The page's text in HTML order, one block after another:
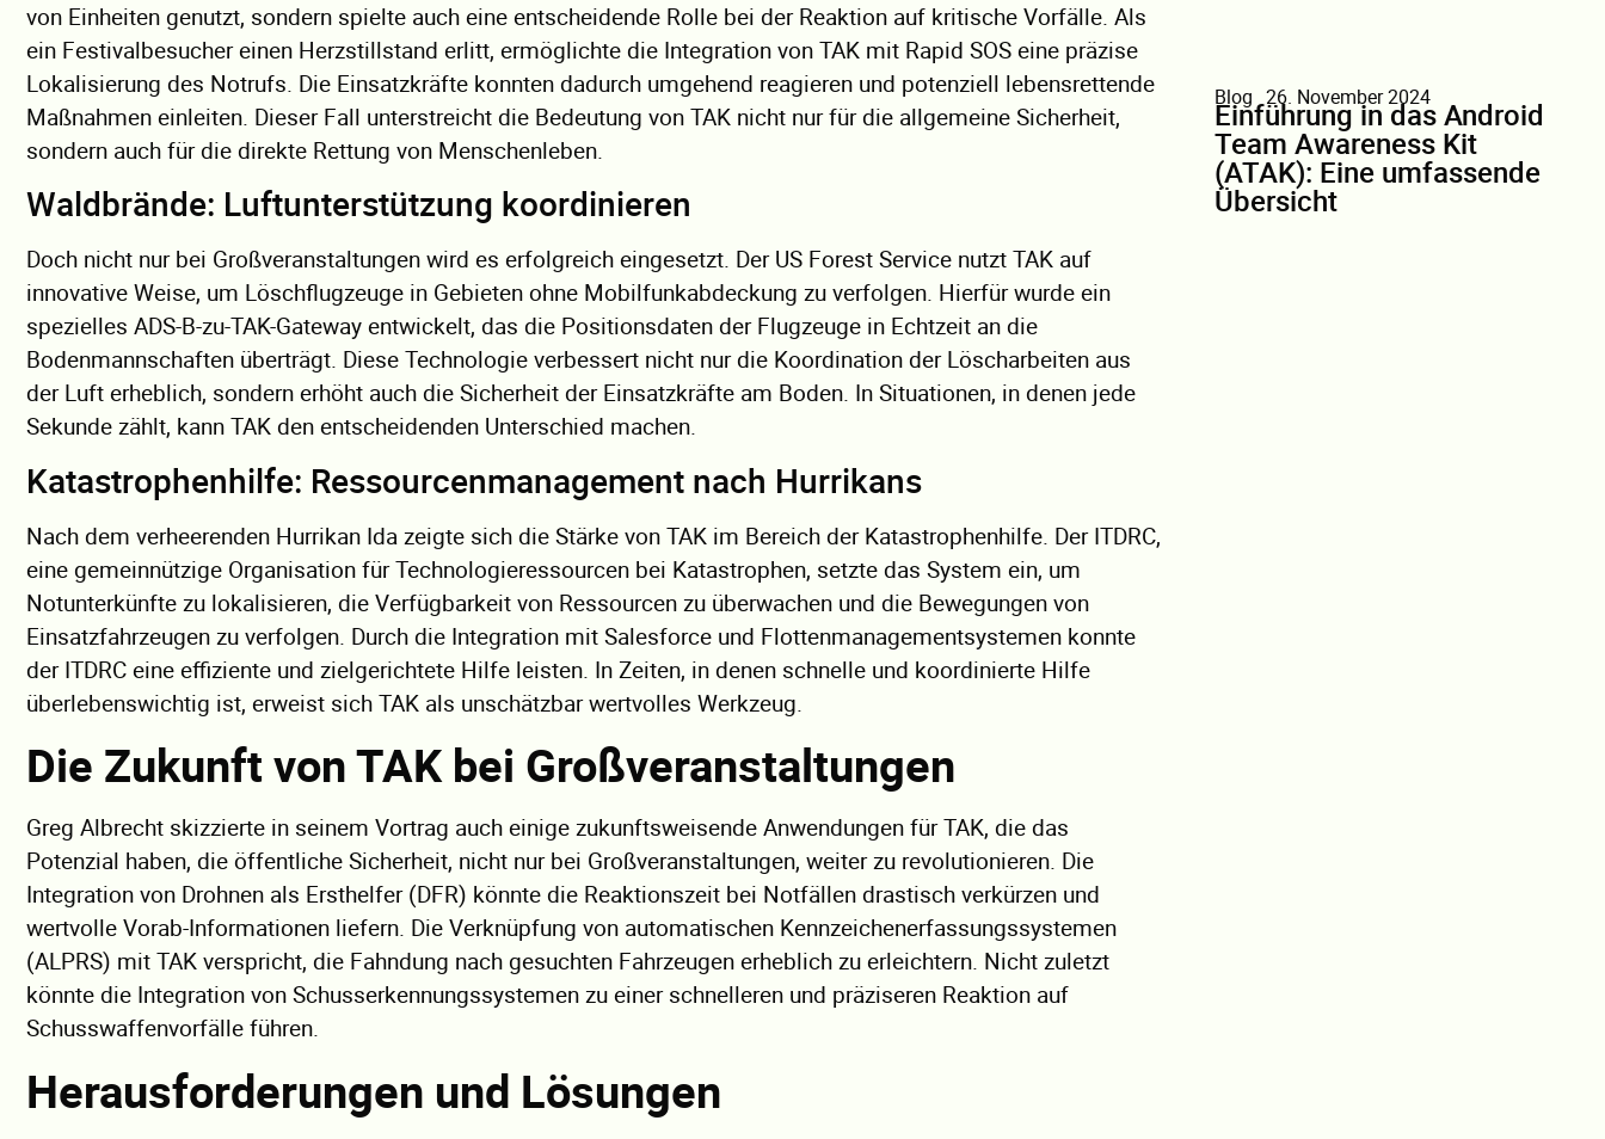
von Einheiten genutzt, sondern spielte auch eine entscheidende Rolle bei der Reaktion auf kritische Vorfälle. Als
ein Festivalbesucher einen Herzstillstand erlitt, ermöglichte die Integration von TAK mit Rapid SOS eine präzise
Lokalisierung des Notrufs. Die Einsatzkräfte konnten dadurch umgehend reagieren und potenziell lebensrettende
Maßnahmen einleiten. Dieser Fall unterstreicht die Bedeutung von TAK nicht nur für die allgemeine Sicherheit,
sondern auch für die direkte Rettung von Menschenleben.
Waldbrände: Luftunterstützung koordinieren
Doch nicht nur bei Großveranstaltungen wird es erfolgreich eingesetzt. Der US Forest Service nutzt TAK auf
innovative Weise, um Löschflugzeuge in Gebieten ohne Mobilfunkabdeckung zu verfolgen. Hierfür wurde ein
spezielles ADS-B-zu-TAK-Gateway entwickelt, das die Positionsdaten der Flugzeuge in Echtzeit an die
Bodenmannschaften überträgt. Diese Technologie verbessert nicht nur die Koordination der Löscharbeiten aus
der Luft erheblich, sondern erhöht auch die Sicherheit der Einsatzkräfte am Boden. In Situationen, in denen jede
Sekunde zählt, kann TAK den entscheidenden Unterschied machen.
Katastrophenhilfe: Ressourcenmanagement nach Hurrikans
Nach dem verheerenden Hurrikan Ida zeigte sich die Stärke von TAK im Bereich der Katastrophenhilfe. Der ITDRC,
eine gemeinnützige Organisation für Technologieressourcen bei Katastrophen, setzte das System ein, um
Notunterkünfte zu lokalisieren, die Verfügbarkeit von Ressourcen zu überwachen und die Bewegungen von
Einsatzfahrzeugen zu verfolgen. Durch die Integration mit Salesforce und Flottenmanagementsystemen konnte
der ITDRC eine effiziente und zielgerichtete Hilfe leisten. In Zeiten, in denen schnelle und koordinierte Hilfe
überlebenswichtig ist, erweist sich TAK als unschätzbar wertvolles Werkzeug.
Die Zukunft von TAK bei Großveranstaltungen
Greg Albrecht skizzierte in seinem Vortrag auch einige zukunftsweisende Anwendungen für TAK, die das
Potenzial haben, die öffentliche Sicherheit, nicht nur bei Großveranstaltungen, weiter zu revolutionieren. Die
Integration von Drohnen als Ersthelfer (DFR) könnte die Reaktionszeit bei Notfällen drastisch verkürzen und
wertvolle Vorab-Informationen liefern. Die Verknüpfung von automatischen Kennzeichenerfassungssystemen
(ALPRS) mit TAK verspricht, die Fahndung nach gesuchten Fahrzeugen erheblich zu erleichtern. Nicht zuletzt
könnte die Integration von Schusserkennungssystemen zu einer schnelleren und präziseren Reaktion auf
Schusswaffenvorfälle führen.
Herausforderungen und Lösungen
Blog 26. November 2024
Einführung in das Android
Team Awareness Kit
(ATAK): Eine umfassende
Übersicht